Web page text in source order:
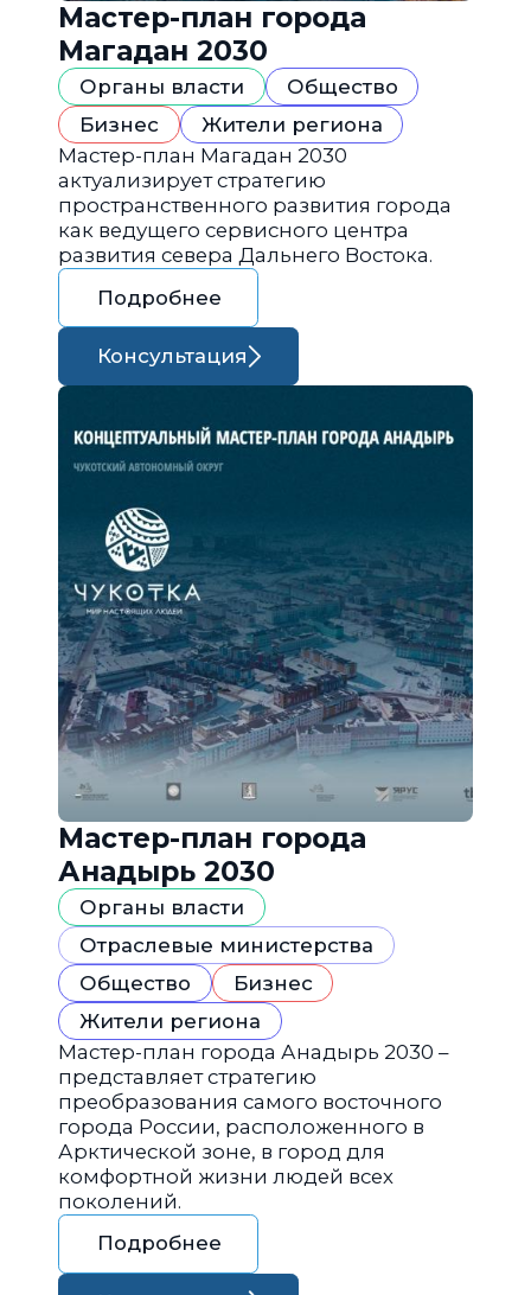
Мастер-план города
Магадан 2030
Органы власти
Общество
Бизнес
Жители региона
Мастер-план Магадан 2030
актуализирует стратегию
пространственного развития города
как ведущего сервисного центра
развития севера Дальнего Востока.
Подробнее
Консультация
Мастер-план города
Анадырь 2030
Органы власти
Отраслевые министерства
Общество
Бизнес
Жители региона
Мастер-план города Анадырь 2030 –
представляет стратегию
преобразования самого восточного
города России, расположенного в
Арктической зоне, в город для
комфортной жизни людей всех
поколений.
Подробнее